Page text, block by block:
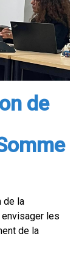
de
de la
les
de la